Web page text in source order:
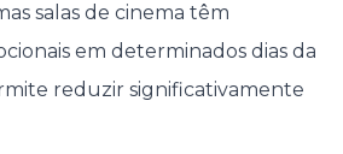
salas de cinema têm
em determinados dias da
reduzir significativamente